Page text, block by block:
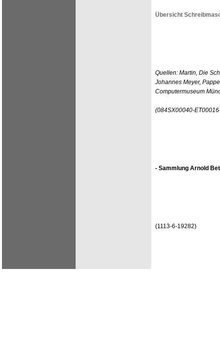
Übersicht
Quellen: Martin, Die
Johannes Meyer,
Computermuseum
(084SX00040-
- Sammlung Arnold
(1113-6-19282)